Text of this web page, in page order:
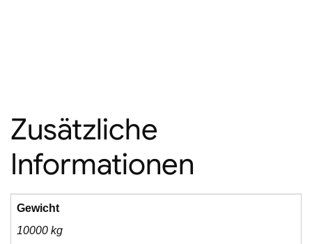
Zusätzliche
Informationen
Gewicht
10000 kg